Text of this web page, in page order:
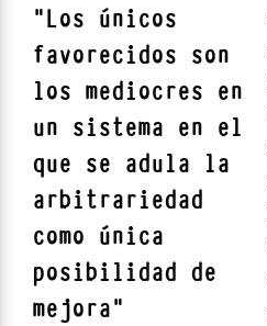
"Los únicos
favorecidos son
los mediocres en
un sistema en el
que se adula la
arbitrariedad
como única
posibilidad de
mejora"